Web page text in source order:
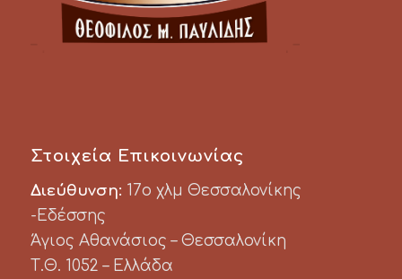
Στοιχεία Επικοινωνίας
Διεύθυνση: 17ο χλμ Θεσσαλονίκης
-Εδέσσης
Άγιος Αθανάσιος – Θεσσαλονίκη
Τ.Θ. 1052 – Ελλάδα